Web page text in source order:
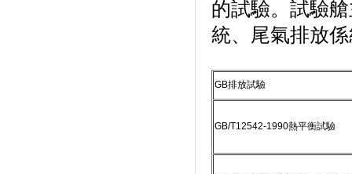
的試驗。試驗
統、尾氣排放
GB排放試驗
GB/T12542-1990熱平衡試驗